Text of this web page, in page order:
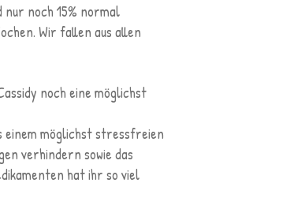
nur noch 15% normal
Wir fallen aus allen
noch eine möglichst
einem möglichst stressfreien
verhindern sowie das
hat ihr so viel